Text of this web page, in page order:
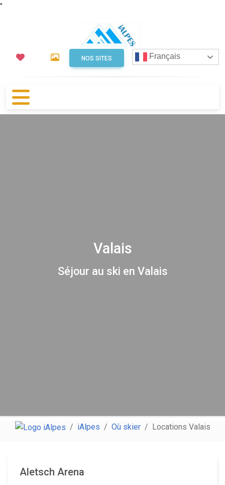
"
NOS SITES Français
Valais
Séjour au ski en Valais
iAlpes Où skier Locations Valais
Aletsch Arena